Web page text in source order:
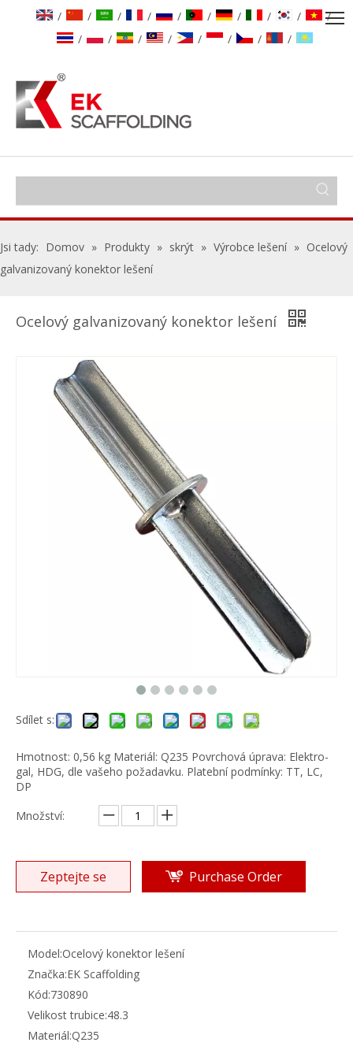
/ / / / / / / / /
/
/
/ / / / / / /
Jsi tady: Domov » Produkty » skrýt » Výrobce lešení » Ocelový
galvanizovaný konektor lešení
Ocelový galvanizovaný konektor lešení
Sdílet s:
Hmotnost: 0,56 kg Materiál: Q235 Povrchová úprava: Elektro-
gal, HDG, dle vašeho požadavku. Platební podmínky: TT, LC,
DP
Množství:
Zeptejte se Purchase Order
Model:Ocelový konektor lešení
Značka:EK Scaffolding
Kód:730890
Velikost trubice:48.3
Materiál:Q235